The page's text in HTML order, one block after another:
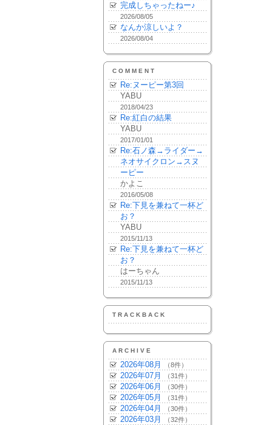
完成しちゃったねー♪
2026/08/05
なんか涼しいよ？
2026/08/04
COMMENT
Re:ヌーピー第3回
YABU
2018/04/23
Re:紅白の結果
YABU
2017/01/01
Re:石ノ森→ライダー→
ネオサイクロン→スヌ
ーピー
かよこ
2016/05/08
Re:下見を兼ねて一杯ど
お？
YABU
2015/11/13
Re:下見を兼ねて一杯ど
お？
はーちゃん
2015/11/13
TRACKBACK
ARCHIVE
2026年08月 （8件）
2026年07月 （31件）
2026年06月 （30件）
2026年05月 （31件）
2026年04月 （30件）
2026年03月 （32件）